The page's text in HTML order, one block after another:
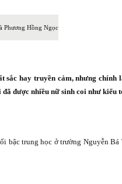
Phương Hồng Ngọc
sắc hay truyền cảm, nhưng chính
được nhiều nữ sinh coi như kiểu
bậc trung học ở trường Nguyễn Bá